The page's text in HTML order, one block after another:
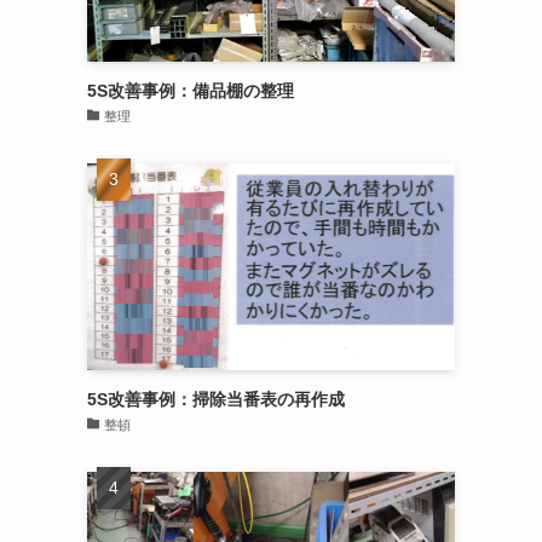
5S改善事例：備品棚の整理
整理
5S改善事例：掃除当番表の再作成
整頓